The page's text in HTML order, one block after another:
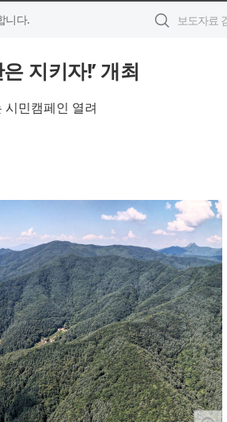
니다.
지키자!’ 개최
시민캠페인 열려